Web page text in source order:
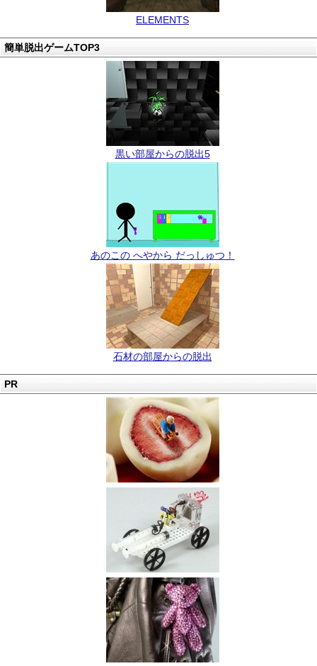
ELEMENTS
簡単脱出ゲームTOP3
黒い部屋からの脱出5
あのこの へやから だっしゅつ！
石材の部屋からの脱出
PR